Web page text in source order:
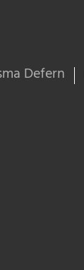
Defern